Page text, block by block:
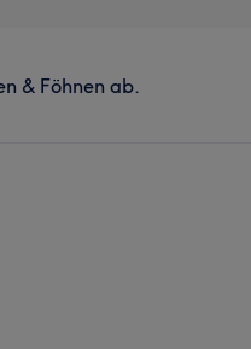
& Föhnen ab.